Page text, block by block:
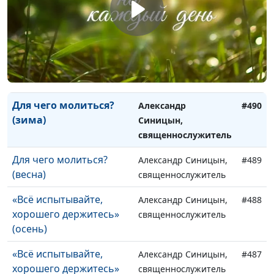
Для чего молиться?
(осень)
Александр Синицын,
священнослужитель
#492
Для чего молиться?
(лето)
Александр Синицын,
священнослужитель
#491
Для чего молиться?
(зима)
Александр
Синицын,
священнослужитель
#490
Для чего молиться?
(весна)
Александр Синицын,
священнослужитель
#489
«Всё испытывайте,
хорошего держитесь»
(осень)
Александр Синицын,
священнослужитель
#488
«Всё испытывайте,
хорошего держитесь»
Александр Синицын,
священнослужитель
#487